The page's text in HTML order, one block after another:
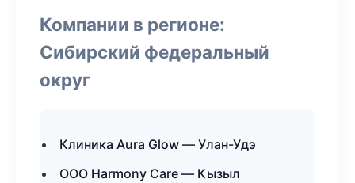
Компании в регионе:
Сибирский федеральный
округ
Клиника Aura Glow — Улан-Удэ
ООО Harmony Care — Кызыл